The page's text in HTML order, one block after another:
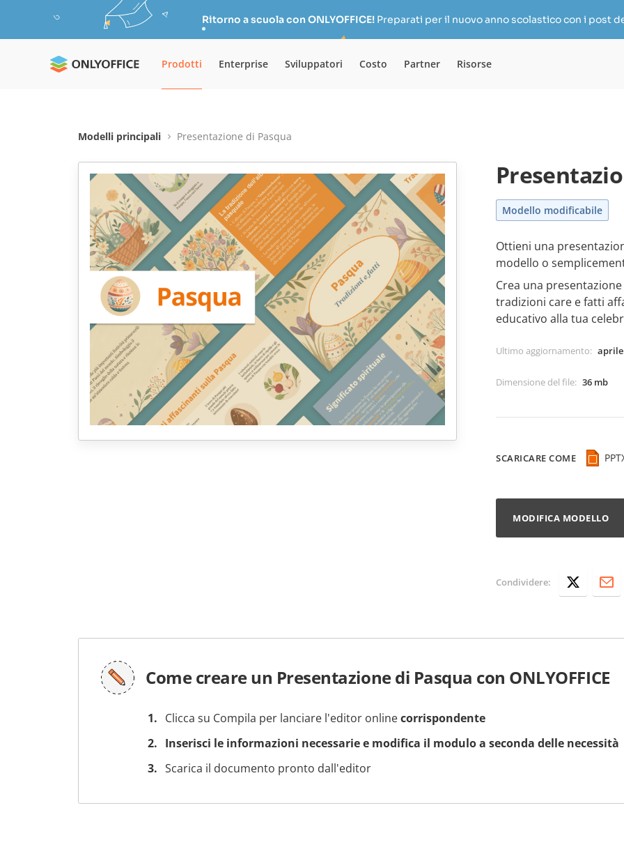
Ritorno a scuola con ONLYOFFICE! Preparati per il nuovo anno scolastico con i post
Prodotti Enterprise Sviluppatori Costo Partner Risorse
Modelli principali Presentazione di Pasqua
Modello modificabile
Ottieni una
modello o
Crea una
tradizioni care e fatti
educativo alla tua
Ultimo aggiornamento: aprile
Dimensione del file: 36 mb
SCARICARE COME
MODIFICA MODELLO
Condividere:
Come creare un Presentazione di Pasqua con ONLYOFFICE
Clicca su Compila per lanciare l'editor onlinecorrispondente
Inserisci le informazioni necessarie e modifica il modulo a seconda delle necessità
Scarica il documento pronto dall'editor